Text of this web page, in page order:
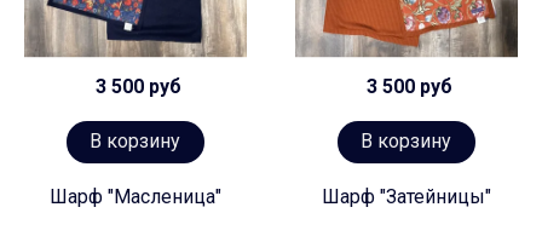
3 500 руб
В корзину
Шарф "Масленица"
3 500 руб
В корзину
Шарф "Затейницы"